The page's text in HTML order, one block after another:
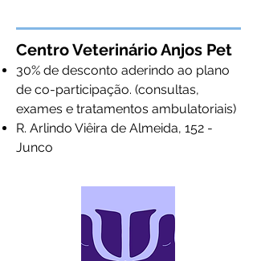
Centro Veterinário Anjos Pet
30% de desconto aderindo ao plano
de co-participação. (consultas,
exames e tratamentos ambulatoriais)
R. Arlindo Viêira de Almeida, 152 -
Junco